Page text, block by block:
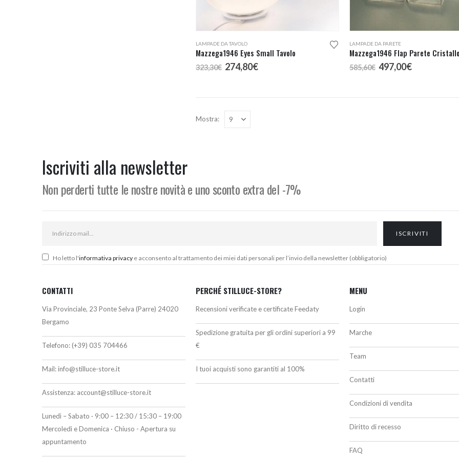
LAMPADE DA TAVOLO
Mazzega1946 Eyes Small Tavolo
323,30€ Il
prezzo
274,80€Il
LAMPADE DA PARETE
Mazzega1946 Flap Parete Cristallo
585,60€ Il
prezzo
497,00€Il
Mostra:
Iscriviti alla newsletter
Non perderti tutte le nostre novità e uno sconto extra del -7%
Ho letto l'informativa privacy e acconsento al trattamento dei miei dati personali per l’invio della newsletter (obbligatorio)
CONTATTI
Via Provinciale, 23 Ponte Selva (Parre) 24020
Bergamo
Telefono: (+39) 035 704466
Mail:info@stilluce-store.it
Assistenza: account@stilluce-store.it
Lunedì – Sabato · 9:00 – 12:30 / 15:30 – 19:00
Mercoledì e Domenica · Chiuso - Apertura su
appuntamento
PERCHÉ STILLUCE-STORE?
Recensioni verificate e certificate Feedaty
Spedizione gratuita per gli ordini superiori a 99
€
I tuoi acquisti sono garantiti al 100%
MENU
Login
Marche
Team
Contatti
Condizioni di vendita
Diritto di recesso
FAQ